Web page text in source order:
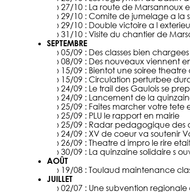
› 27/10 : La route de Marsannoux
› 29/10 : Comite de jumelage a la
› 29/10 : Double victoire a l
› 31/10 : Visite du chantier de
SEPTEMBRE
› 05/09 : Des classes bien
› 08/09 : Des nouveaux viennent
› 15/09 : Bientot une soiree theatre
› 15/09 : Circulation perturbee
› 24/09 : Le trail des Gaulois se
› 24/09 : Lancement de la
› 25/09 : Faites marcher votre tete
› 25/09 : PLU le rapport en mairie
› 25/09 : Radar pedagogique des
› 24/09 : XV de coeur va soutenir
› 26/09 : Theatre d impro le rire
› 30/09 : La quinzaine solidaire s
AOÛT
› 19/08 : Toulaud maintenance
JUILLET
› 02/07 : Une subvention regionale